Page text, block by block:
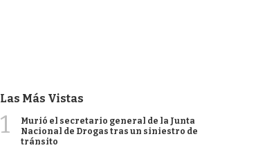
Las Más Vistas
1
Murió el secretario general de la Junta
Nacional de Drogas tras un siniestro de
tránsito